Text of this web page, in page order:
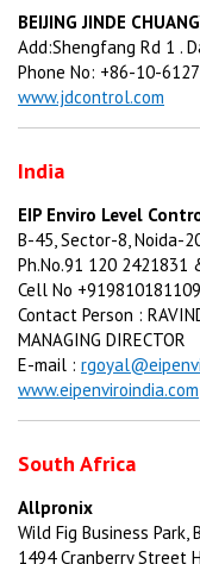
BEIJING JINDE
Add:Shengfang Rd 1 .
Phone No: +86-10-
www.jdcontrol.com
India
EIP Enviro Level
B-45, Sector-8, Noida-
Ph.No.91 120 2421831
Cell No +919810181109
Contact Person :
MANAGING DIRECTOR
E-mail :
www.eipenviroindia.com
South Africa
Allpronix
Wild Fig Business Park,
1494 Cranberry Street